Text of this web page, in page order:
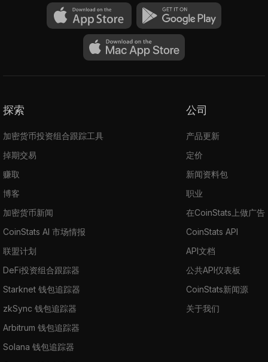
探索
加密货币投资组合跟踪工具
掉期交易
赚取
博客
加密货币新闻
CoinStats AI 市场情报
联盟计划
DeFi投资组合跟踪器
Starknet 钱包追踪器
zkSync 钱包追踪器
Arbitrum 钱包追踪器
Solana 钱包追踪器
公司
产品更新
定价
新闻资料包
职业
在CoinStats上做广告
CoinStats API
API文档
公共API仪表板
CoinStats新闻源
关于我们